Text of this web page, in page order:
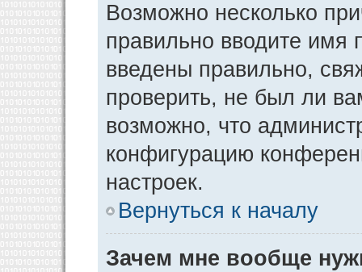
Возможно несколько
правильно вводите имя
введены правильно,
проверить, не был ли
возможно, что
конфигурацию
настроек.
Вернуться к началу
Зачем мне вообще